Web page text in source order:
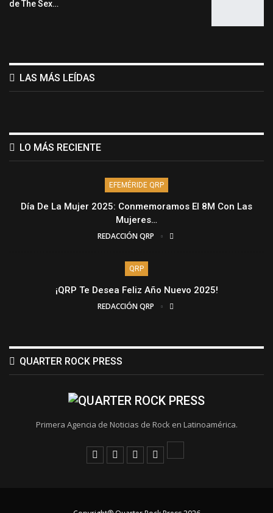
de The Sex…
LAS MÁS LEÍDAS
LO MÁS RECIENTE
EFEMÉRIDE QRP
Día De La Mujer 2025: Conmemoramos El 8M Con Las
Mujeres…
REDACCIÓN QRP
QRP
¡QRP Te Desea Feliz Año Nuevo 2025!
REDACCIÓN QRP
QUARTER ROCK PRESS
Primera Agencia de Noticias de Rock en Latinoamérica.